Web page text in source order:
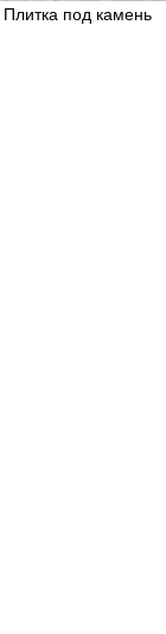
Плитка под камень